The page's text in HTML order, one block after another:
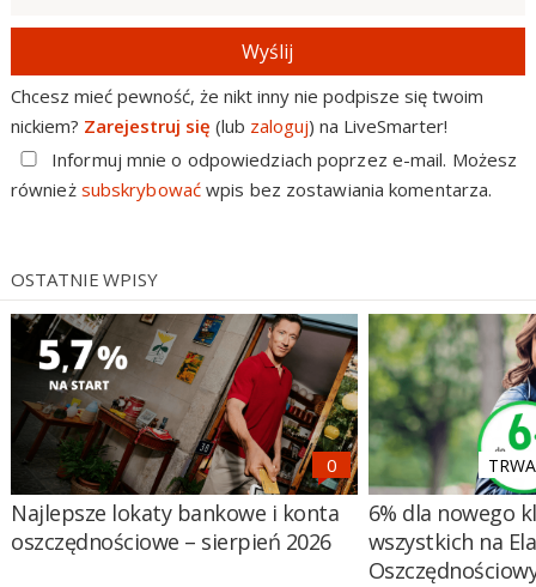
Wyślij
Chcesz mieć pewność, że nikt inny nie podpisze się twoim
nickiem? Zarejestruj się (lub zaloguj) na LiveSmarter!
Informuj mnie o odpowiedziach poprzez e-mail. Możesz
również subskrybowaćwpis bez zostawiania komentarza.
OSTATNIE WPISY
Najlepsze lokaty bankowe i konta
oszczędnościowe – sierpień 2026
6% dla nowego
wszystkich na